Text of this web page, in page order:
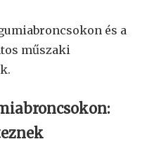
és a
műszaki